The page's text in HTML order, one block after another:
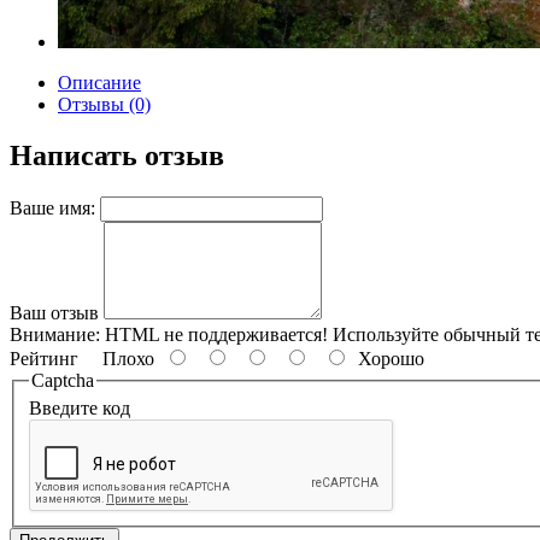
Описание
Отзывы (0)
Написать отзыв
Ваше имя:
Ваш отзыв
Внимание: HTML не поддерживается! Используйте обычный
Рейтинг Плохо
Хорошо
Captcha
Введите код